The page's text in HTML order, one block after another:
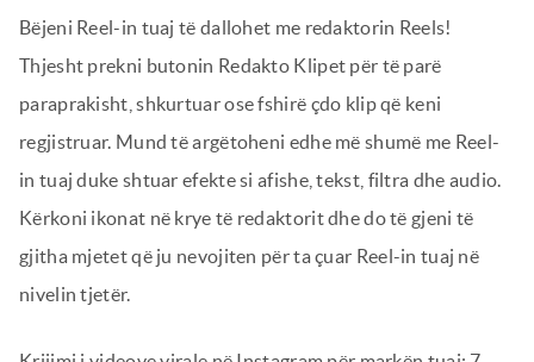
Bëjeni Reel-in tuaj të dallohet me redaktorin Reels!
Thjesht prekni butonin Redakto Klipet për të parë
paraprakisht, shkurtuar ose fshirë çdo klip që keni
regjistruar. Mund të argëtoheni edhe më shumë me Reel-
in tuaj duke shtuar efekte si afishe, tekst, filtra dhe audio.
Kërkoni ikonat në krye të redaktorit dhe do të gjeni të
gjitha mjetet që ju nevojiten për ta çuar Reel-in tuaj në
nivelin tjetër.